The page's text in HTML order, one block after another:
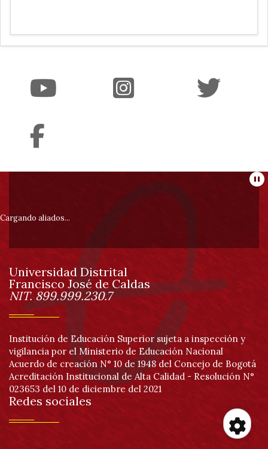
Información
pie
de
página
Cargando aliados...
Información
Universidad Distrital
Francisco José de Caldas
NIT. 899.999.230.7
Institución de Educación Superior sujeta a inspección y
vigilancia por el Ministerio de Educación Nacional
Acuerdo de creación N° 10 de 1948 del Concejo de Bogotá
Acreditación Institucional de Alta Calidad - Resolución N°
023653 del 10 de diciembre del 2021
Redes sociales